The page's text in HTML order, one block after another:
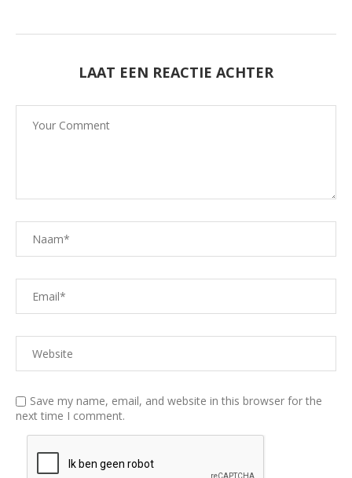
LAAT EEN REACTIE ACHTER
Save my name, email, and website in this browser for the
next time I comment.